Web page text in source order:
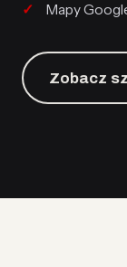
Mapy
Zobacz